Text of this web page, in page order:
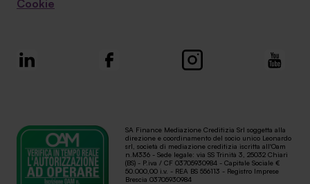
Cookie
SA Finance Mediazione Creditizia Srl soggetta alla
direzione e coordinamento del socio unico Leonardo
srl, società di mediazione creditizia iscritta all'Oam
n.M336 - Sede legale: via SS Trinità 3, 25032 Chiari
(BS) - P.iva / CF 03705930984 - Capitale Sociale €
50.000,00 i.v. - REA BS 556113 - Registro Imprese
Brescia 03705930984